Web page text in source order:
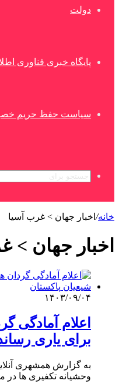
دولت
پایگاه خبری فناوری
سیاست حفظ حریم
خانه/ اخبار جهان > غرب آسیا
اخبار جهان >
۱۴۰۳/۰۹/۰۴
اعلام آمادگی
برای یاری
به گزارش همشهری
وحشیانه تکفیری ها در